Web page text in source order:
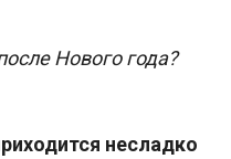
Нового года?
несладко